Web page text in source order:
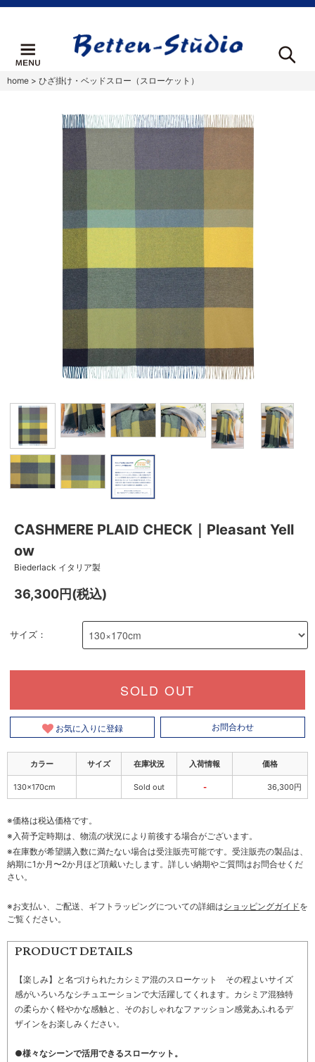
home > ひざ掛け・ベッドスロー（スローケット）
CASHMERE PLAID CHECK｜Pleasant Yell
ow
Biederlack イタリア製
36,300円(税込)
サイズ：
SOLD OUT
お気に入りに登録 お問合わせ
カラー サイズ 在庫状況 入荷情報 価格
130×170cm Sold out - 36,300円
※価格は税込価格です。
※入荷予定時期は、物流の状況により前後する場合がございます。
※在庫数が希望購入数に満たない場合は受注販売可能です。受注販売の製品は、
納期に1か月〜2か月ほど頂戴いたします。詳しい納期やご質問はお問合せくだ
さい。
※お支払い、ご配送、ギフトラッピングについての詳細はショッピングガイドを
ご覧ください。
PRODUCT DETAILS
【楽しみ】と名づけられたカシミア混のスローケット その程よいサイズ
感がいろいろなシチュエーションで大活躍してくれます。カシミア混独特
の柔らかく軽やかな感触と、そのおしゃれなファッション感覚あふれるデ
ザインをお楽しみください。
●様々なシーンで活用できるスローケット。